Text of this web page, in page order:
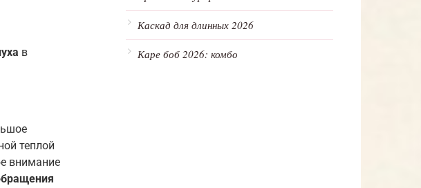
в
теплой
внимание
Каскад для длинных 2026
Каре боб 2026: комбо